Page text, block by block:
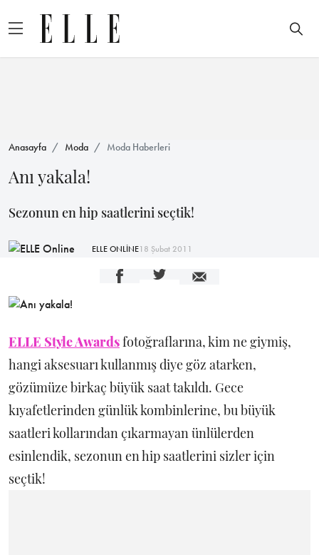
Anasayfa Moda Moda Haberleri
Anı yakala!
Sezonun en hip saatlerini seçtik!
ELLE ONLİNE18 Şubat 2011
ELLE Style Awardsfotoğraflarına, kim ne giymiş,
hangi aksesuarı kullanmış diye göz atarken,
gözümüze birkaç büyük saat takıldı. Gece
kıyafetlerinden günlük kombinlerine, bu büyük
saatleri kollarından çıkarmayan ünlülerden
esinlendik, sezonun en hip saatlerini sizler için
seçtik!